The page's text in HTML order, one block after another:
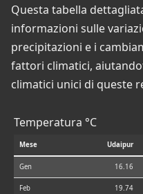
Questa tabella
informazioni sulle
precipitazioni e i
fattori climatici,
climatici unici di queste
Temperatura °C
Mese Udaipur
Gen 16.16
Feb 19.74